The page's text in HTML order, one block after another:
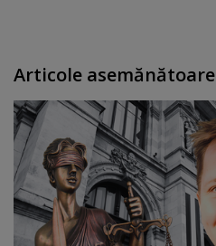
Articole asemănătoare